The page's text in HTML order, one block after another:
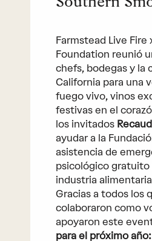
Farmstead Live
Foundation reunió
chefs, bodegas y la
California para una
fuego vivo, vinos
festivas en el
los invitados
ayudar a la
asistencia de
psicológico gratuito
industria
Gracias a todos los
colaboraron como
apoyaron este
para el próximo